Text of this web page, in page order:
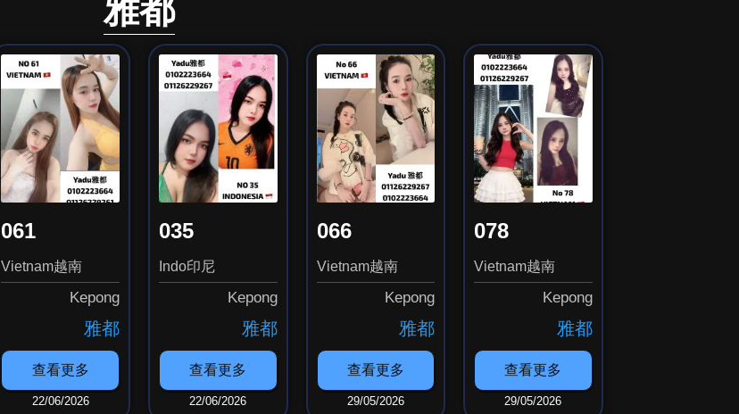
雅都
061
Vietnam越南
Kepong
雅都
查看更多
22/06/2026
035
Indo印尼
Kepong
雅都
查看更多
22/06/2026
066
Vietnam越南
Kepong
雅都
查看更多
29/05/2026
078
Vietnam越南
Kepong
雅都
查看更多
29/05/2026